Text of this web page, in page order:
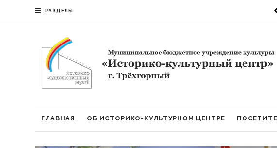
РАЗДЕЛЫ
ГЛАВНАЯ ОБ ИСТОРИКО-КУЛЬТУРНОМ ЦЕНТРЕ